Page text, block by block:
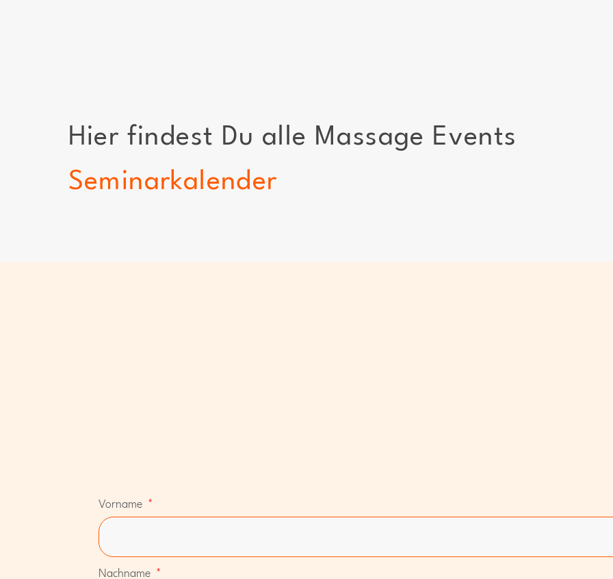
Hier findest Du alle Massage Events
Seminarkalender
Vorname
Nachname